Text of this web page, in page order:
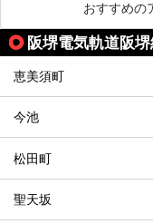
おすすめの
阪堺電気軌道阪
恵美須町
今池
松田町
聖天坂